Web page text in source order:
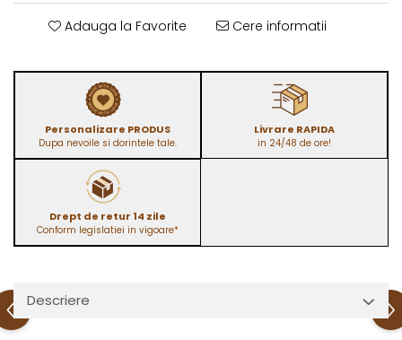
Adauga la Favorite Cere informatii
Personalizare PRODUS
Dupa nevoile si dorintele tale.
Livrare RAPIDA
in 24/48 de ore!
Drept de retur 14 zile
Conform legislatiei in vigoare*
Descriere